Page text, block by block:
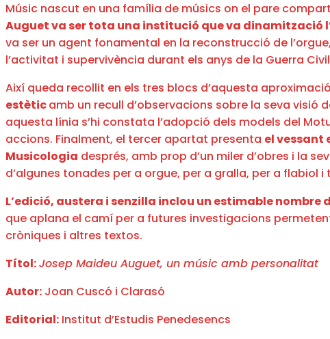
Músic nascut en una família de músics on el pare
Auguet va ser tota una institució que va dinamització
va ser un agent fonamental en la reconstrucció de
l’activitat i supervivència durant els anys de la Guerra
Així queda recollit en els tres blocs d’aquesta
estèticamb un recull d’observacions sobre la seva visió
aquesta línia s’hi constata l’adopció dels models del
accions. Finalment, el tercer apartat presenta el vessant
Musicologia després, amb prop d’un miler d’obres i la
d’algunes tonades per a orgue, per a gralla, per a
L’edició, austera i senzilla inclou un estimable nombre
que aplana el camí per a futures investigacions
cròniques i altres textos.
Títol:Josep Maideu Auguet, un músic amb personalitat
Autor: Joan Cuscó i Clarasó
Editorial: Institut d’Estudis Penedesencs